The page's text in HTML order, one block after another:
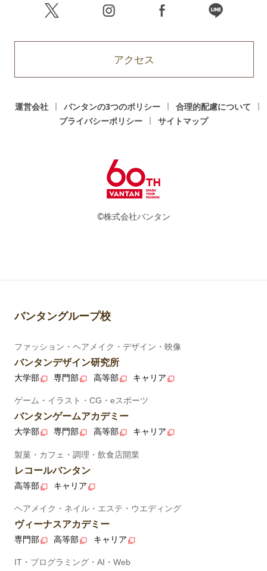
アクセス
運営会社 バンタンの3つのポリシー
合理的配慮について
プライバシーポリシー
サイトマップ
©株式会社バンタン
バンタングループ校
ファッション・ヘアメイク・デザイン・映像
バンタンデザイン研究所
大学部 専門部 高等部 キャリア
ゲーム・イラスト・CG・eスポーツ
バンタンゲームアカデミー
大学部 専門部 高等部 キャリア
製菓・カフェ・調理・飲食店開業
レコールバンタン
高等部 キャリア
ヘアメイク・ネイル・エステ・ウエディング
ヴィーナスアカデミー
専門部 高等部 キャリア
IT・プログラミング・AI・Web